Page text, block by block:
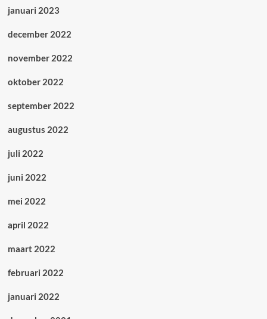
januari 2023
december 2022
november 2022
oktober 2022
september 2022
augustus 2022
juli 2022
juni 2022
mei 2022
april 2022
maart 2022
februari 2022
januari 2022